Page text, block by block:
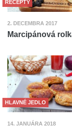
RECEPTY
2. DECEMBRA 2017
Marcipánová
HLAVNÉ JEDLO
14. JANUÁRA 2018